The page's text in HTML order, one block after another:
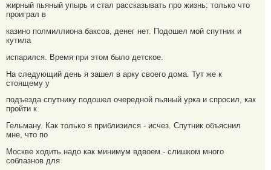
жирный пьяный упырь и стал рассказывать про жизнь: только что
проиграл в
казино полмиллиона баксов, денег нет. Подошел мой спутник и
кутила
испарился. Время при этом было детское.
На следующий день я зашел в арку своего дома. Тут же к
стоящему у
подъезда спутнику подошел очередной пьяный урка и спросил, как
пройти к
Гельману. Как только я приблизился - исчез. Спутник объяснил
мне, что по
Москве ходить надо как минимум вдвоем - слишком много
соблазнов для